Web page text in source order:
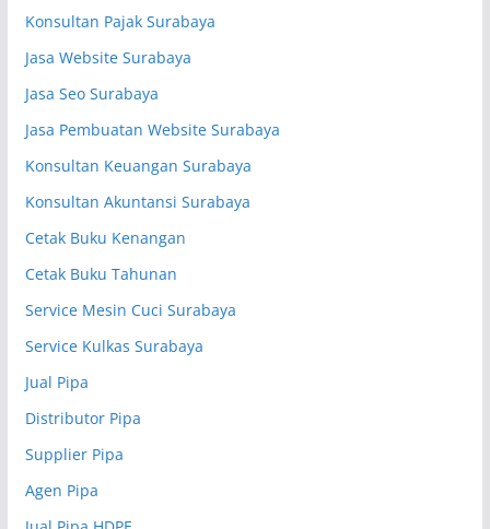
Konsultan Pajak Surabaya
Jasa Website Surabaya
Jasa Seo Surabaya
Jasa Pembuatan Website Surabaya
Konsultan Keuangan Surabaya
Konsultan Akuntansi Surabaya
Cetak Buku Kenangan
Cetak Buku Tahunan
Service Mesin Cuci Surabaya
Service Kulkas Surabaya
Jual Pipa
Distributor Pipa
Supplier Pipa
Agen Pipa